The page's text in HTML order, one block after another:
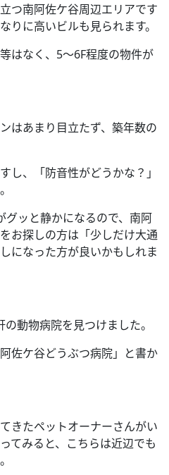
つ南阿佐ケ谷周辺エリアです
りに高いビルも見られます。
はなく、 5～6F程度の物件が
はあまり目立たず、築年数の
し、「防音性がどうかな？」
グッと静かになるので、南阿
お探しの方は「少しだけ大通
になった方が良いかもしれま
の動物病院を見つけました。
佐ケ谷どうぶつ病院」と書か
きたペットオーナーさんがい
てみると、こちらは近辺でも